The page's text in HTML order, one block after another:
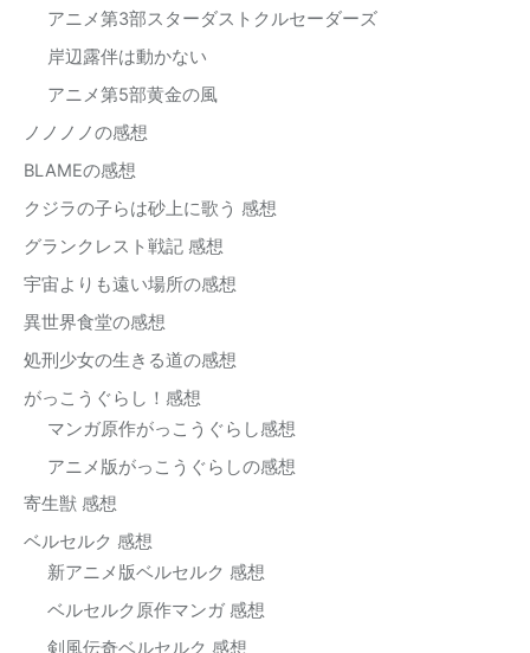
アニメ第3部スターダストクルセーダーズ
岸辺露伴は動かない
アニメ第5部黄金の風
ノノノノの感想
BLAMEの感想
クジラの子らは砂上に歌う 感想
グランクレスト戦記 感想
宇宙よりも遠い場所の感想
異世界食堂の感想
処刑少女の生きる道の感想
がっこうぐらし！感想
マンガ原作がっこうぐらし感想
アニメ版がっこうぐらしの感想
寄生獣 感想
ベルセルク 感想
新アニメ版ベルセルク 感想
ベルセルク原作マンガ 感想
剣風伝奇ベルセルク 感想